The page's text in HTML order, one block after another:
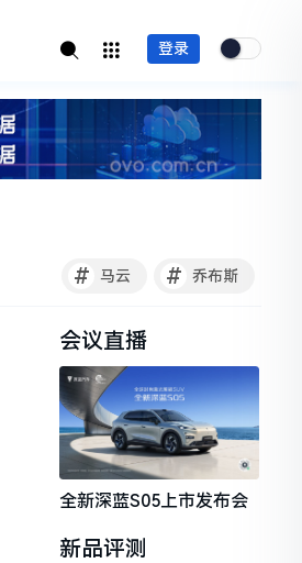
登录
# 马云 # 乔布斯
会议直播
全新深蓝S05上市发布会
新品评测